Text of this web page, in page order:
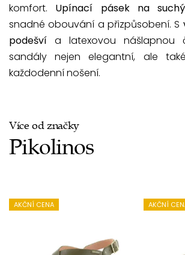
komfort. Upínací pásek na
snadné obouvání a přizpůsobení. S
podešví a latexovou nášlapnou
sandály nejen elegantní, ale
každodenní nošení.
Více od značky
Pikolinos
AKČNÍ CENA AKČNÍ